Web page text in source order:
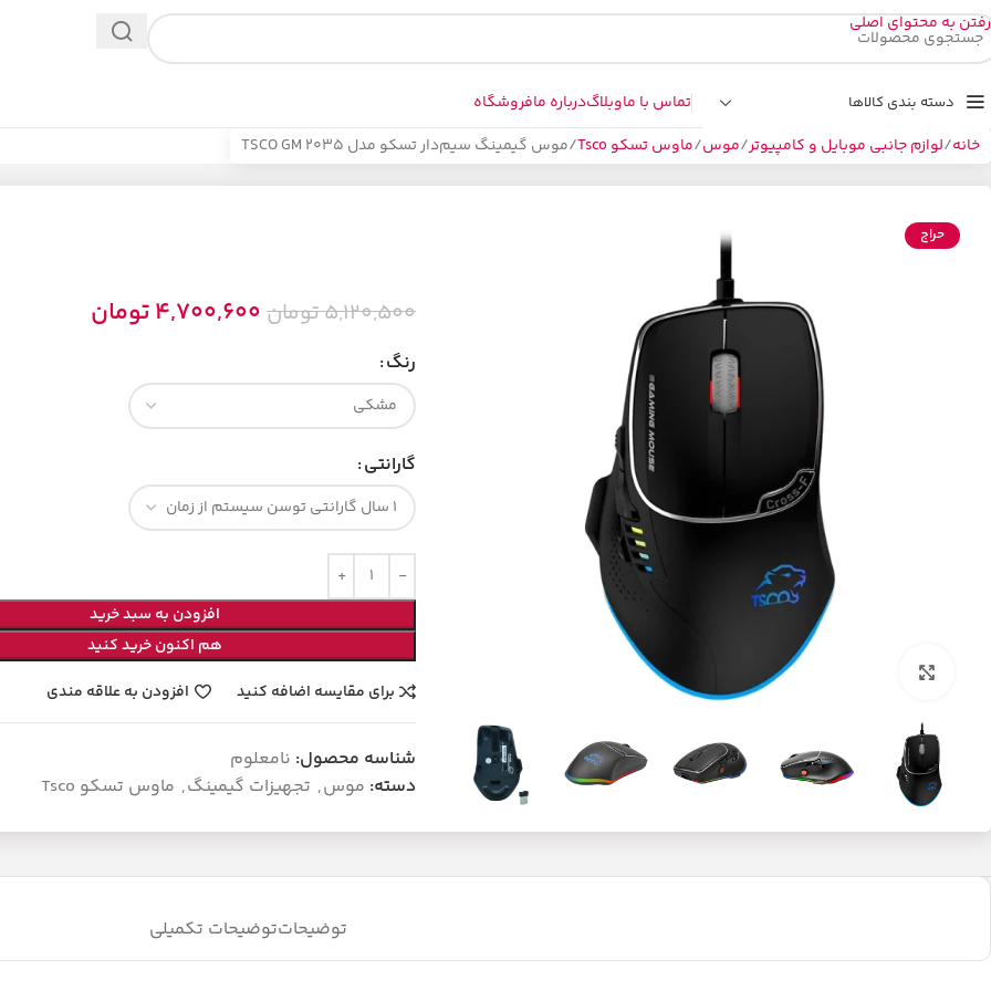
رفتن به محتوای اصلی
دسته بندی کالاها تماس با ماوبلاگدرباره مافروشگاه
خانه لوازم جانبی موبایل و کامپیوتر موس ماوس تسکو Tsco موس گیمینگ سيم‌دار تسکو مدل TSCO GM 2035
حراج
5,120,500تومان4,700,600تومان
رنگ
گارانتی
افزودن به سبد خرید
هم اکنون خرید کنید
برای مقایسه اضافه کنید
شناسه محصول:نامعلوم